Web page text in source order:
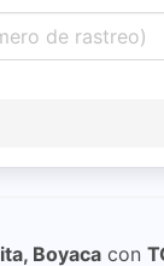
Boyaca con